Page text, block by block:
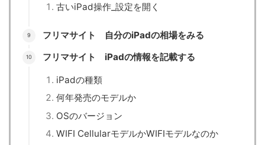
古いiPad操作_設定を開く
フリマサイト 自分のiPadの相場をみる
フリマサイト iPadの情報を記載する
iPadの種類
何年発売のモデルか
OSのバージョン
WIFI CellularモデルかWIFIモデルなのか